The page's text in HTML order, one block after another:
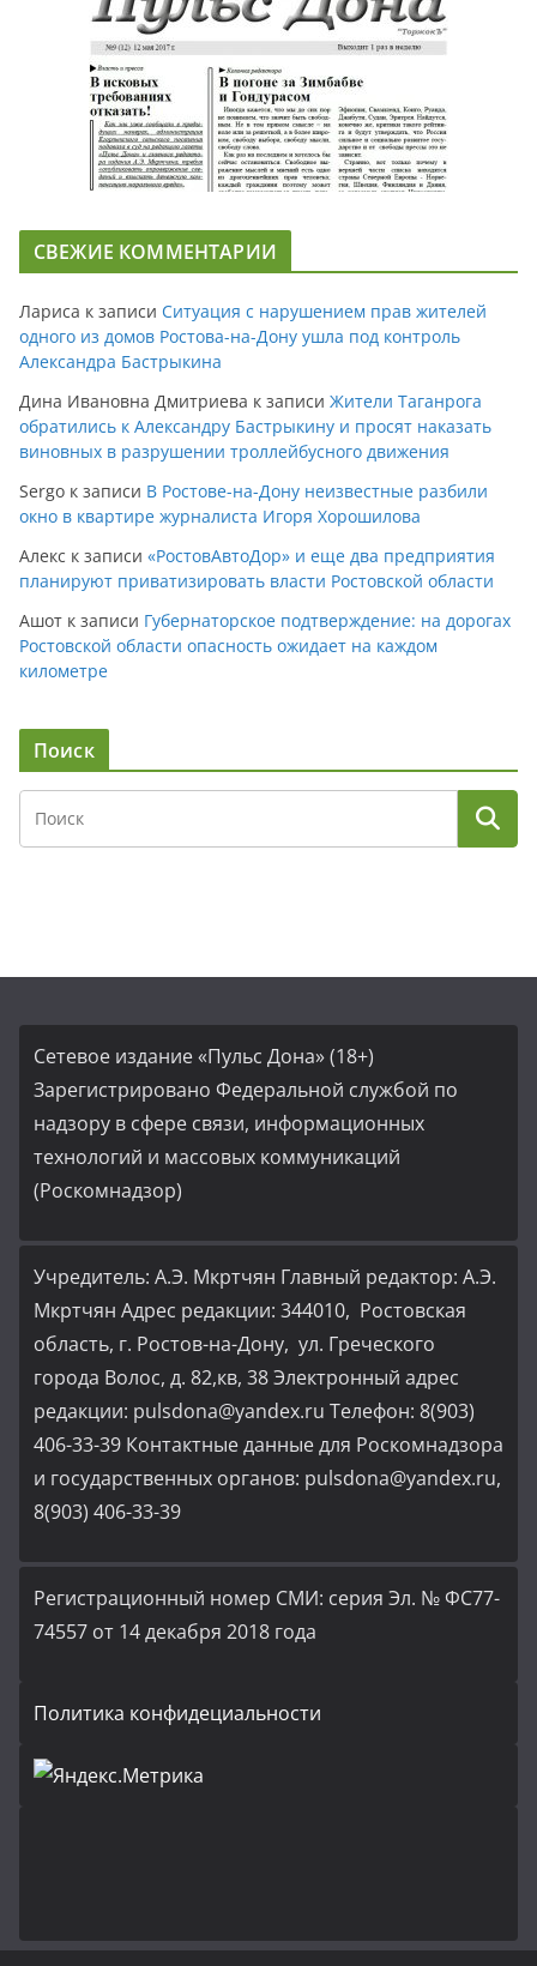
СВЕЖИЕ КОММЕНТАРИИ
Лариса к записи Ситуация с нарушением прав жителей
одного из домов Ростова-на-Дону ушла под контроль
Александра Бастрыкина
Дина Ивановна Дмитриева к записи Жители Таганрога
обратились к Александру Бастрыкину и просят наказать
виновных в разрушении троллейбусного движения
Sergo к записи В Ростове-на-Дону неизвестные разбили
окно в квартире журналиста Игоря Хорошилова
Алекс к записи «РостовАвтоДор» и еще два предприятия
планируют приватизировать власти Ростовской области
Ашот к записи Губернаторское подтверждение: на дорогах
Ростовской области опасность ожидает на каждом
километре
Поиск
Сетевое издание «Пульс Дона» (18+)
Зарегистрировано Федеральной службой по
надзору в сфере связи, информационных
технологий и массовых коммуникаций
(Роскомнадзор)
Учредитель: А.Э. Мкртчян Главный редактор: А.Э.
Мкртчян Адрес редакции: 344010, Ростовская
область, г. Ростов-на-Дону, ул. Греческого
города Волос, д. 82,кв, 38 Электронный адрес
редакции: pulsdona@yandex.ru Телефон: 8(903)
406-33-39 Контактные данные для Роскомнадзора
и государственных органов: pulsdona@yandex.ru,
8(903) 406-33-39
Регистрационный номер СМИ: серия Эл. № ФС77-
74557 от 14 декабря 2018 года
Политика конфидециальности